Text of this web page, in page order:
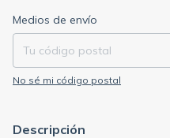
Entregas para el CP:
Medios de envío
No sé mi código postal
Descripción